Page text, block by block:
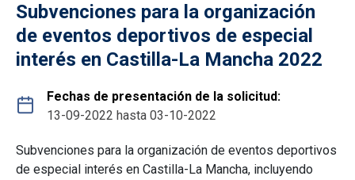
Subvenciones para la organización
de eventos deportivos de especial
interés en Castilla-La Mancha 2022
Fechas de presentación de la solicitud
13-09-2022 hasta 03-10-2022
Subvenciones para la organización de eventos deportivos
de especial interés en Castilla-La Mancha, incluyendo